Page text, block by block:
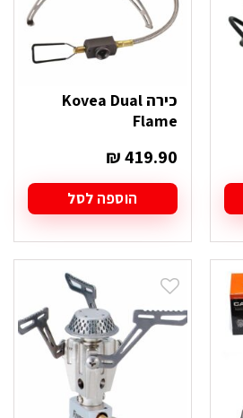
כירה Kovea Dual
Flame
₪419.90
הוספה לסל